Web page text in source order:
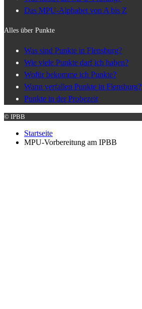
Das MPU-Alphabet von A bis Z
Alles über Punkte
Was sind Punkte in Flensburg?
Wie viele Punkte darf ich haben?
Wofür bekomme ich Punkte?
Wann verfallen Punkte in Flensburg?
Punkte in der Probezeit
© IPBB
Startseite
MPU-Vorbereitung am IPBB